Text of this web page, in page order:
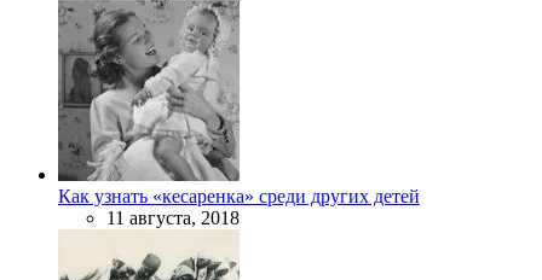
Как узнать «кесаренка» среди других детей
11 августа, 2018